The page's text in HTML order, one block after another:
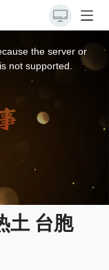
the server or
not supported.
土 台胞